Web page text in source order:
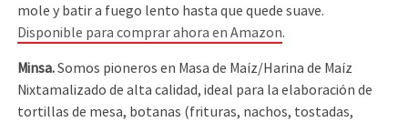
mole y batir a fuego lento hasta que quede suave.
Disponible para comprar ahora en Amazon.
Minsa.Somos pioneros en Masa de Maíz/Harina de Maíz
Nixtamalizado de alta calidad, ideal para la elaboración de
tortillas de mesa, botanas (frituras, nachos, tostadas,